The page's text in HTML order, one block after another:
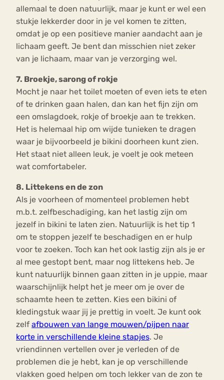
allemaal te doen natuurlijk, maar je kunt er wel een
stukje lekkerder door in je vel komen te zitten,
omdat je op een positieve manier aandacht aan je
lichaam geeft. Je bent dan misschien niet zeker
van je lichaam, maar van je verzorging wel.
7. Broekje, sarong of rokje
Mocht je naar het toilet moeten of even iets te eten
of te drinken gaan halen, dan kan het fijn zijn om
een omslagdoek, rokje of broekje aan te trekken.
Het is helemaal hip om wijde tunieken te dragen
waar je bijvoorbeeld je bikini doorheen kunt zien.
Het staat niet alleen leuk, je voelt je ook meteen
wat comfortabeler.
8. Littekens en de zon
Als je voorheen of momenteel problemen hebt
m.b.t. zelfbeschadiging, kan het lastig zijn om
jezelf in bikini te laten zien. Natuurlijk is het tip 1
om te stoppen jezelf te beschadigen en er hulp
voor te zoeken. Toch kan het ook lastig zijn als je er
al mee gestopt bent, maar nog littekens heb. Je
kunt natuurlijk binnen gaan zitten in je uppie, maar
waarschijnlijk helpt het je meer om je over de
schaamte heen te zetten. Kies een bikini of
kledingstuk waar jij je prettig in voelt. Je kunt ook
zelf afbouwen van lange mouwen/pijpen naar
korte in verschillende kleine stapjes. Je
vriendinnen vertellen over je verleden of de
problemen die je hebt, kan je op verschillende
vlakken goed helpen om toch lekker van de zon te